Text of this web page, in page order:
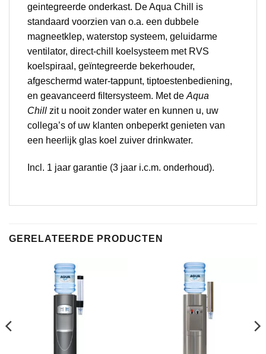
geintegreerde onderkast. De Aqua Chill is
standaard voorzien van o.a. een dubbele
magneetklep, waterstop systeem, geluidarme
ventilator, direct-chill koelsysteem met RVS
koelspiraal, geïntegreerde bekerhouder,
afgeschermd water-tappunt, tiptoestenbediening,
en geavanceerd filtersysteem. Met de Aqua
Chill zit u nooit zonder water en kunnen u, uw
collega’s of uw klanten onbeperkt genieten van
een heerlijk glas koel zuiver drinkwater.
Incl. 1 jaar garantie (3 jaar i.c.m. onderhoud).
GERELATEERDE PRODUCTEN